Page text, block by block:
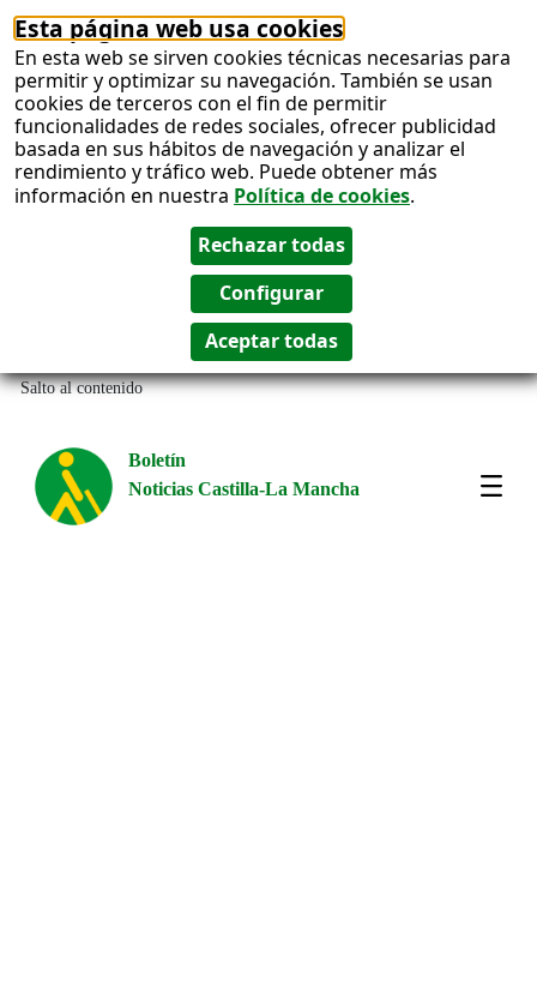
Esta página web usa cookies
En esta web se sirven cookies técnicas necesarias para
permitir y optimizar su navegación. También se usan
cookies de terceros con el fin de permitir
funcionalidades de redes sociales, ofrecer publicidad
basada en sus hábitos de navegación y analizar el
rendimiento y tráfico web. Puede obtener más
información en nuestra Política de cookies.
Salto al contenido
Boletín
Noticias Castilla-La Mancha